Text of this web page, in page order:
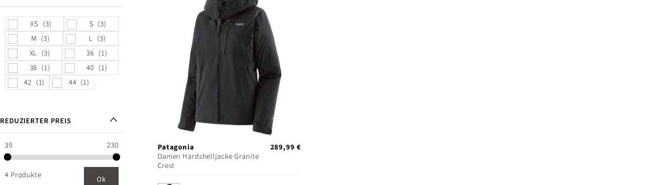
Patagonia
Damen Hardshelljacke Granite
Crest
289,99 €
XS 3 S
3
M
3 L
3
XL
3 36
1
38
1 40
1
42
1 44 1
REDUZIERTER PREIS
39 230
4 Produkte Ok